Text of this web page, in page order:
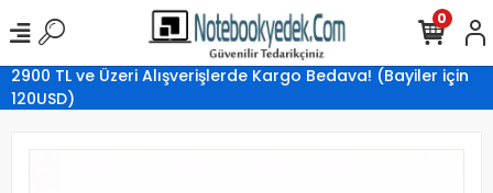
2900 TL ve Üzeri Alışverişlerde Kargo Bedava! (Bayiler için
120USD)
0